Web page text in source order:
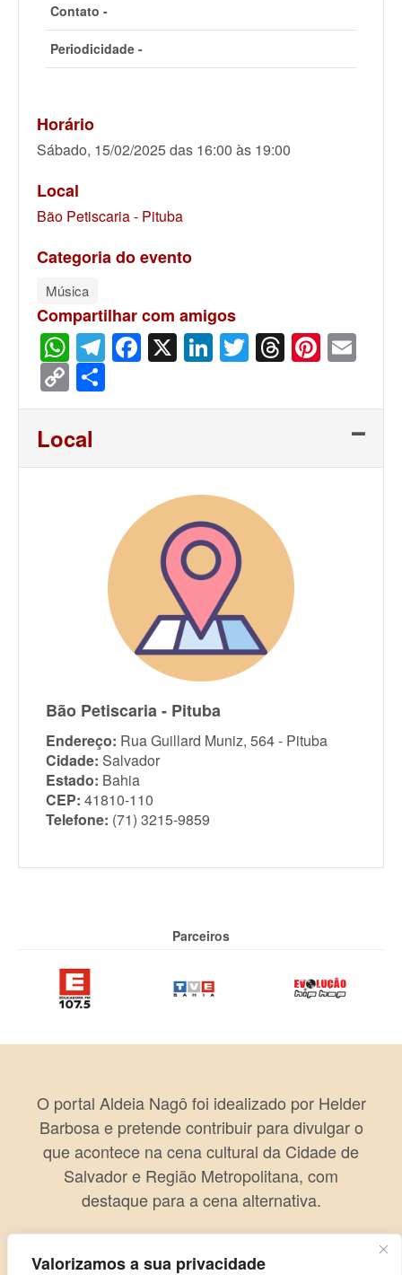
Valorizamos a sua privacidade
Contato -
Periodicidade -
Horário
Sábado, 15/02/2025 das 16:00 às 19:00
Local
Bão Petiscaria - Pituba
Categoria do evento
Música
Compartilhar com amigos
WhatsApp
Telegram
Facebook
X LinkedIn
Twitter
Threads
Copy
Link
Local
Bão Petiscaria - Pituba
Endereço: Rua Guillard Muniz, 564 - Pituba
Cidade: Salvador
Estado: Bahia
CEP: 41810-110
Telefone: (71) 3215-9859
Parceiros
O portal Aldeia Nagô foi idealizado por Helder
Barbosa e pretende contribuir para divulgar o
que acontece na cena cultural da Cidade de
Salvador e Região Metropolitana, com
destaque para a cena alternativa.